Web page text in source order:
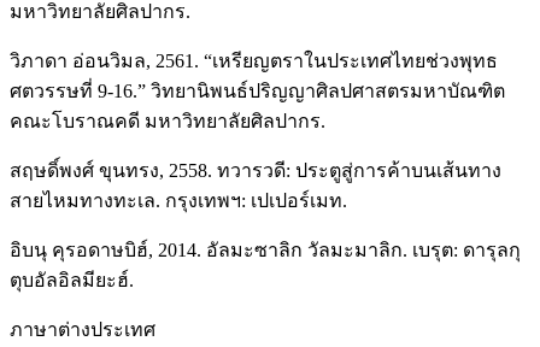
มหาวิทยาลัยศิลปากร.
วิภาดา อ่อนวิมล, 2561. “เหรียญตราในประเทศไทยช่วงพุทธ
ศตวรรษที่ 9-16.” วิทยานิพนธ์ปริญญาศิลปศาสตรมหาบัณฑิต
คณะโบราณคดี มหาวิทยาลัยศิลปากร.
สฤษดิ์พงศ์ ขุนทรง, 2558. ทวารวดี: ประตูสู่การค้าบนเส้นทาง
สายไหมทางทะเล. กรุงเทพฯ: เปเปอร์เมท.
อิบนุ คุรอดาษบิฮ์, 2014. อัลมะซาลิก วัลมะมาลิก. เบรุต: ดารุลกุ
ตุบอัลอิลมียะฮ์.
ภาษาต่างประเทศ